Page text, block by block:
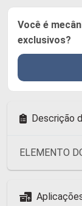
Você é
exclusivos?
Descrição
ELEMENTO